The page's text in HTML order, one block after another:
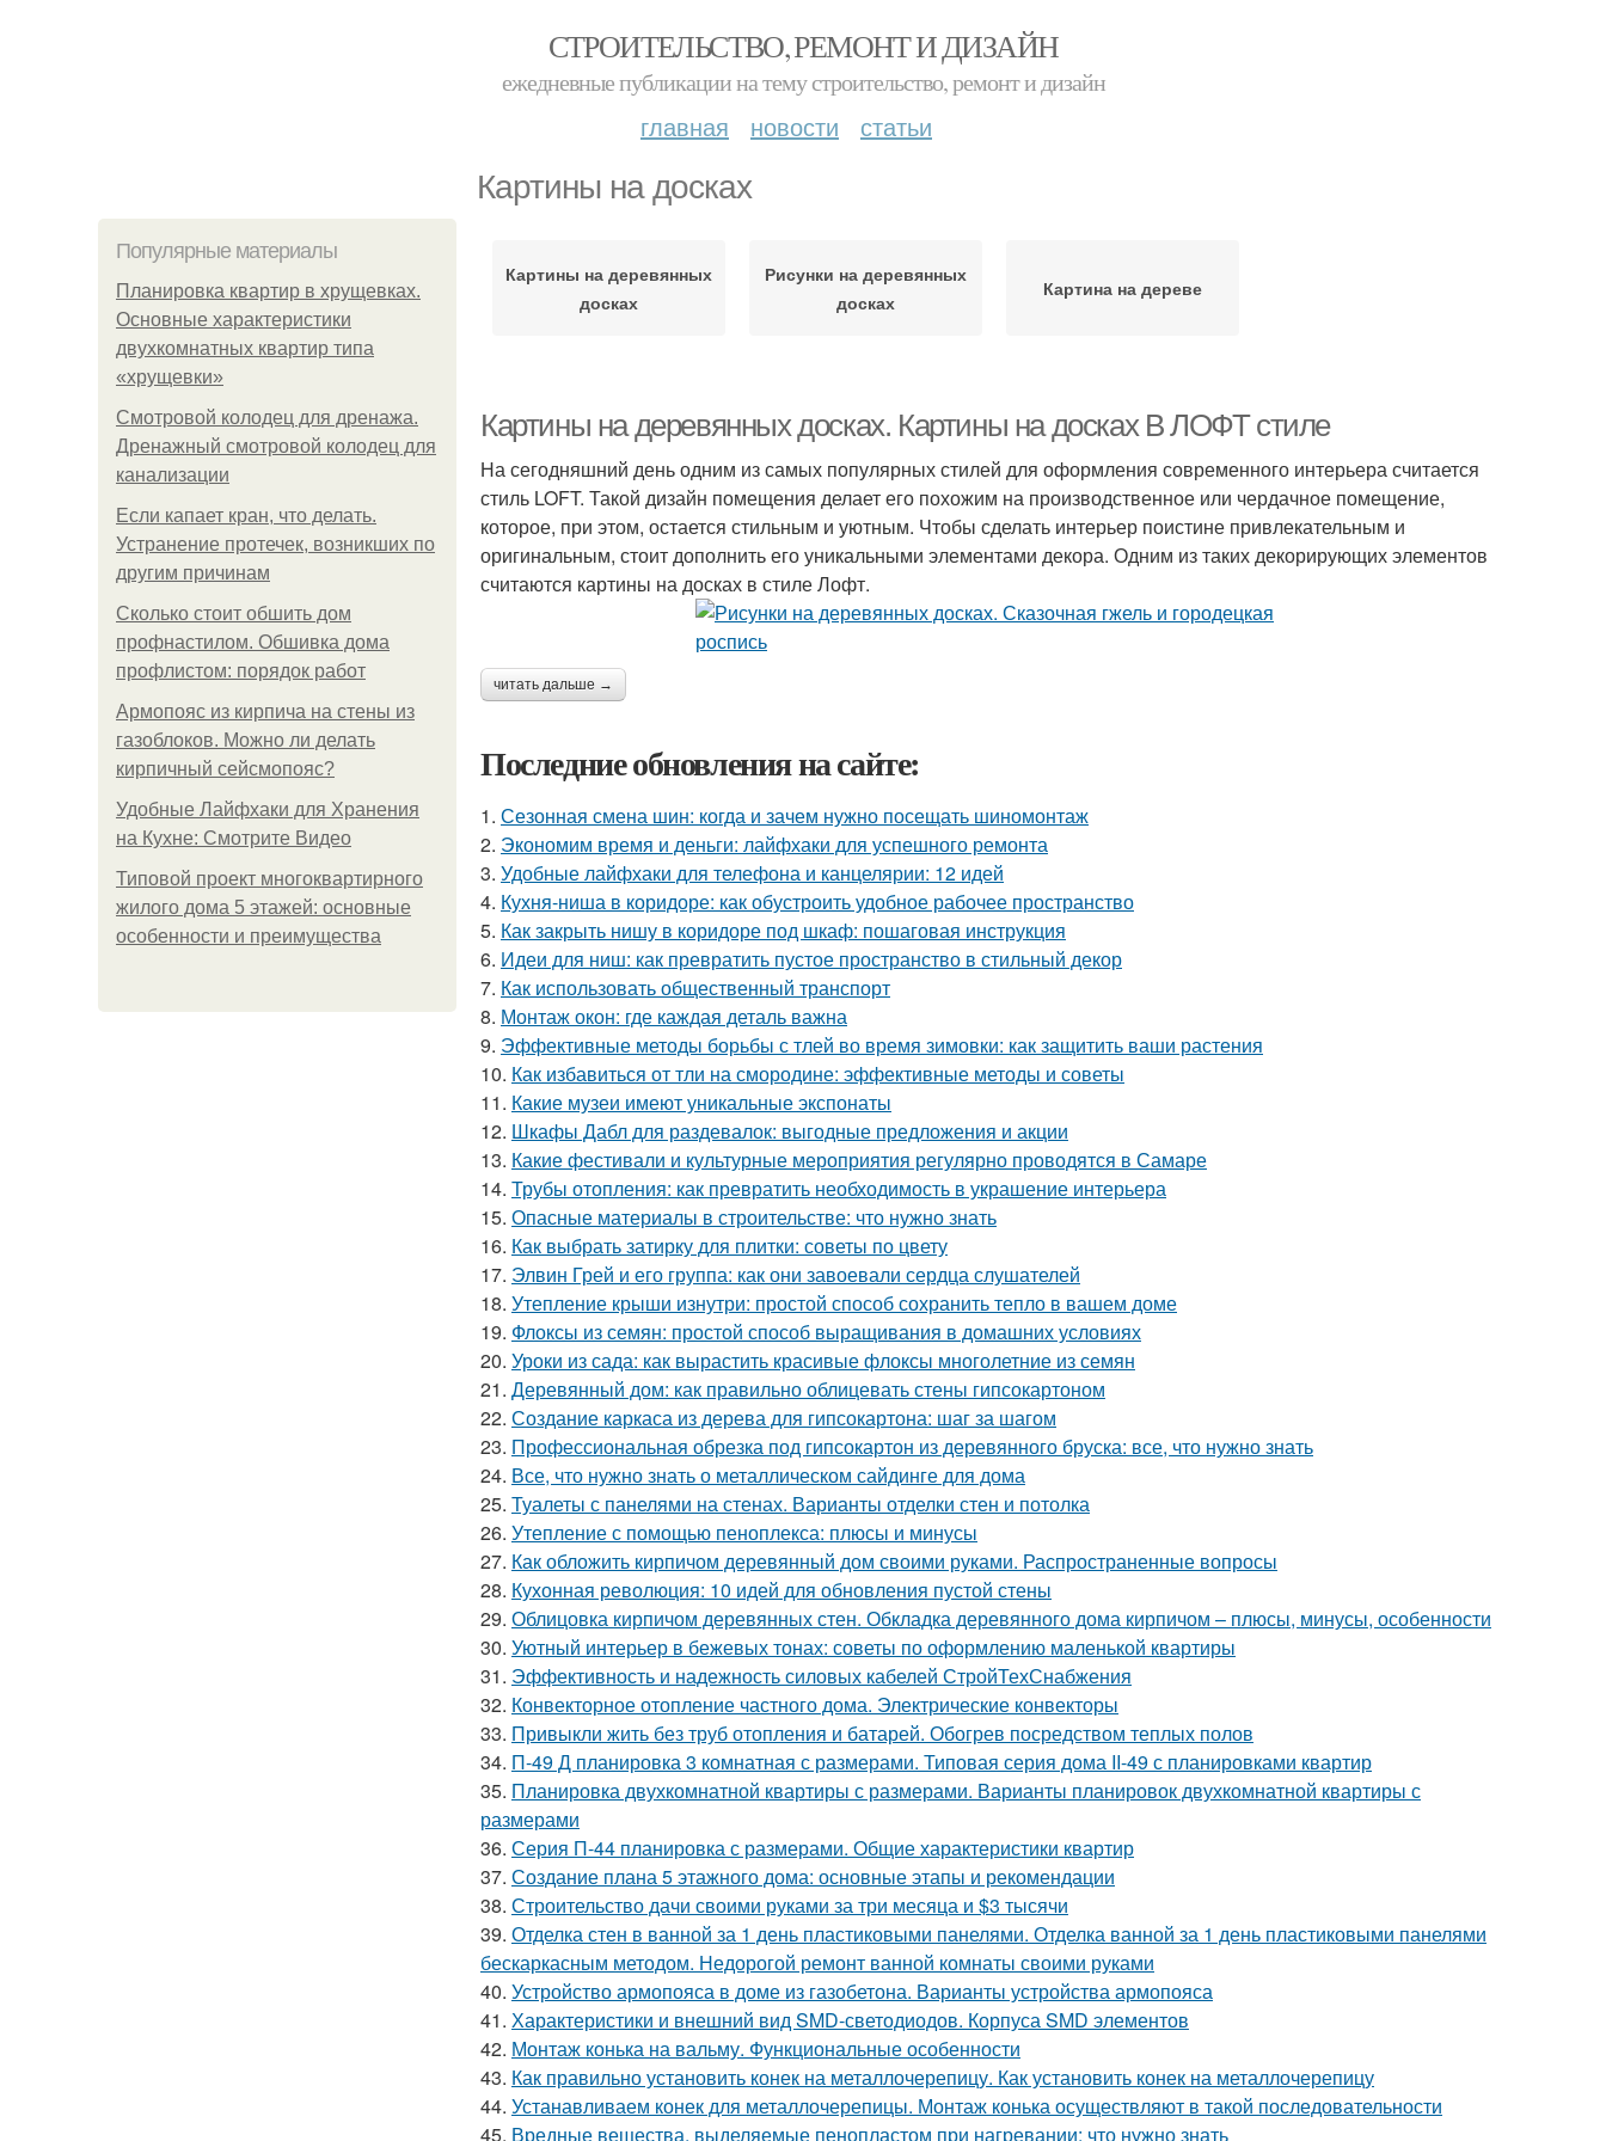
СТРОИТЕЛЬСТВО, РЕМОНТ И ДИЗАЙН
ежедневные публикации на тему строительство, ремонт и дизайн
главная новости статьи
Картины на досках
Популярные материалы
Планировка квартир в хрущевках.
Основные характеристики
двухкомнатных квартир типа
«хрущевки»
Смотровой колодец для дренажа.
Дренажный смотровой колодец для
канализации
Если капает кран, что делать.
Устранение протечек, возникших по
другим причинам
Сколько стоит обшить дом
профнастилом. Обшивка дома
профлистом: порядок работ
Армопояс из кирпича на стены из
газоблоков. Можно ли делать
кирпичный сейсмопояс?
Удобные Лайфхаки для Хранения
на Кухне: Смотрите Видео
Типовой проект многоквартирного
жилого дома 5 этажей: основные
особенности и преимущества
Картины на деревянных
досках
Рисунки на деревянных
досках
Картина на дереве
Картины на деревянных досках. Картины на досках В ЛОФТ стиле
На сегодняшний день одним из самых популярных стилей для оформления современного интерьера считается
стиль LOFT. Такой дизайн помещения делает его похожим на производственное или чердачное помещение,
которое, при этом, остается стильным и уютным. Чтобы сделать интерьер поистине привлекательным и
оригинальным, стоит дополнить его уникальными элементами декора. Одним из таких декорирующих элементов
считаются картины на досках в стиле Лофт.
читать дальше →
Последние обновления на сайте:
1. Сезонная смена шин: когда и зачем нужно посещать шиномонтаж
2. Экономим время и деньги: лайфхаки для успешного ремонта
3. Удобные лайфхаки для телефона и канцелярии: 12 идей
4. Кухня-ниша в коридоре: как обустроить удобное рабочее пространство
5. Как закрыть нишу в коридоре под шкаф: пошаговая инструкция
6. Идеи для ниш: как превратить пустое пространство в стильный декор
7. Как использовать общественный транспорт
8. Монтаж окон: где каждая деталь важна
9. Эффективные методы борьбы с тлей во время зимовки: как защитить ваши растения
10. Как избавиться от тли на смородине: эффективные методы и советы
11. Какие музеи имеют уникальные экспонаты
12. Шкафы Дабл для раздевалок: выгодные предложения и акции
13. Какие фестивали и культурные мероприятия регулярно проводятся в Самаре
14. Трубы отопления: как превратить необходимость в украшение интерьера
15. Опасные материалы в строительстве: что нужно знать
16. Как выбрать затирку для плитки: советы по цвету
17. Элвин Грей и его группа: как они завоевали сердца слушателей
18. Утепление крыши изнутри: простой способ сохранить тепло в вашем доме
19. Флоксы из семян: простой способ выращивания в домашних условиях
20. Уроки из сада: как вырастить красивые флоксы многолетние из семян
21. Деревянный дом: как правильно облицевать стены гипсокартоном
22. Создание каркаса из дерева для гипсокартона: шаг за шагом
23. Профессиональная обрезка под гипсокартон из деревянного бруска: все, что нужно знать
24. Все, что нужно знать о металлическом сайдинге для дома
25. Туалеты с панелями на стенах. Варианты отделки стен и потолка
26. Утепление с помощью пеноплекса: плюсы и минусы
27. Как обложить кирпичом деревянный дом своими руками. Распространенные вопросы
28. Кухонная революция: 10 идей для обновления пустой стены
29. Облицовка кирпичом деревянных стен. Обкладка деревянного дома кирпичом – плюсы, минусы, особенности
30. Уютный интерьер в бежевых тонах: советы по оформлению маленькой квартиры
31. Эффективность и надежность силовых кабелей СтройТехСнабжения
32. Конвекторное отопление частного дома. Электрические конвекторы
33. Привыкли жить без труб отопления и батарей. Обогрев посредством теплых полов
34. П-49 Д планировка 3 комнатная с размерами. Типовая серия дома II-49 с планировками квартир
35. Планировка двухкомнатной квартиры с размерами. Варианты планировок двухкомнатной квартиры с
размерами
36. Серия П-44 планировка с размерами. Общие характеристики квартир
37. Создание плана 5 этажного дома: основные этапы и рекомендации
38. Строительство дачи своими руками за три месяца и $3 тысячи
39. Отделка стен в ванной за 1 день пластиковыми панелями. Отделка ванной за 1 день пластиковыми панелями
бескаркасным методом. Недорогой ремонт ванной комнаты своими руками
40. Устройство армопояса в доме из газобетона. Варианты устройства армопояса
41. Характеристики и внешний вид SMD-светодиодов. Корпуса SMD элементов
42. Монтаж конька на вальму. Функциональные особенности
43. Как правильно установить конек на металлочерепицу. Как установить конек на металлочерепицу
44. Устанавливаем конек для металлочерепицы. Монтаж конька осуществляют в такой последовательности
45. Вредные вещества, выделяемые пенопластом при нагревании: что нужно знать